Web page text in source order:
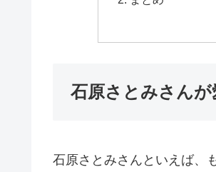
石原さとみさん
石原さとみさんといえば、